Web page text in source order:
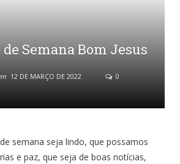
Semana Bom Jesus
12 DE MARÇO DE 2022
0
semana seja lindo, que possamos
e paz, que seja de boas notícias,